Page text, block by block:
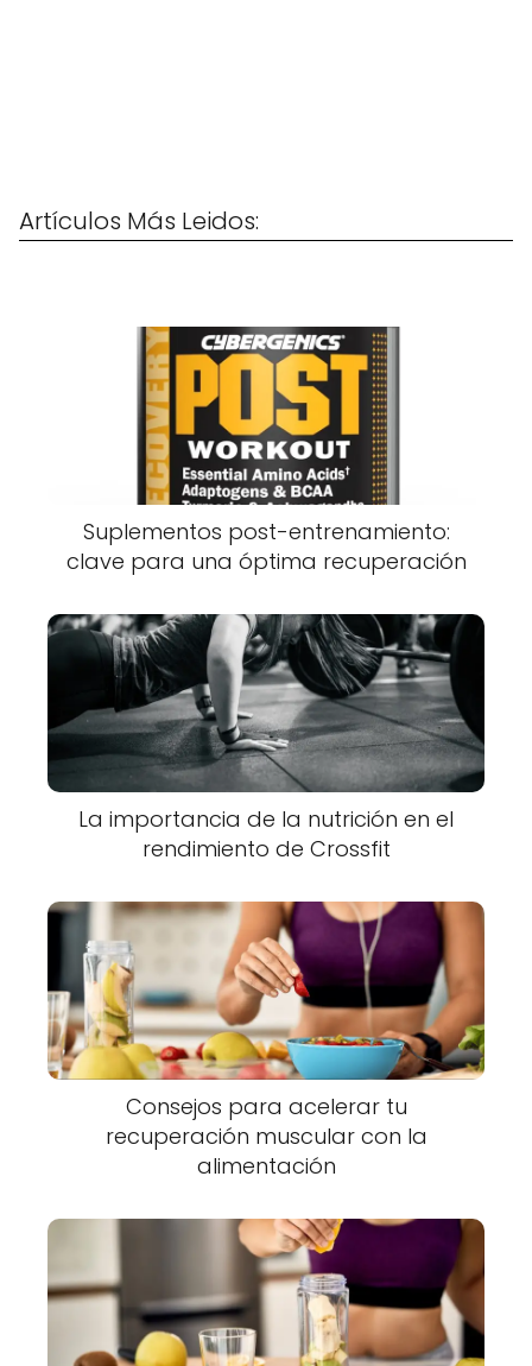
Artículos Más Leidos:
Suplementos post-entrenamiento:
clave para una óptima recuperación
La importancia de la nutrición en el
rendimiento de Crossfit
Consejos para acelerar tu
recuperación muscular con la
alimentación